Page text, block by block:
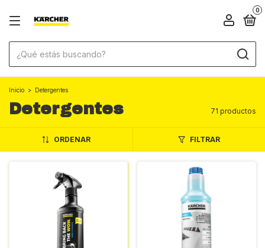
0
Inicio > Detergentes
Detergentes 71 productos
ORDENAR FILTRAR